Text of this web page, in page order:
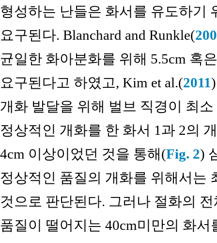
형성하는 난들은 화서를 유도하기
요구된다. Blanchard and Runkle(
균일한 화아분화를 위해 5.5cm 혹
요구된다고 하였고, Kim et al.(2011
개화 발달을 위해 벌브 직경이 최
정상적인 개화를 한 화서 1과 2의
4cm 이상이었던 것을 통해(Fig. 2)
정상적인 품질의 개화를 위해서는
것으로 판단된다. 그러나 절화의
품질이 떨어지는 40cm미만의 화